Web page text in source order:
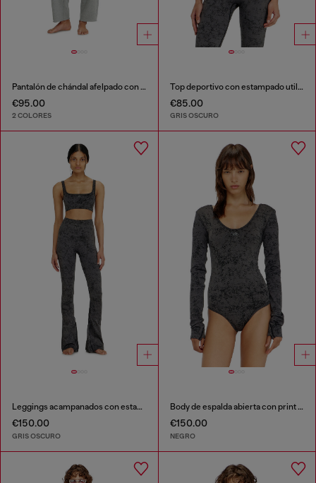
Pantalón de chándal afelpado con bajos al corte
€95.00
2 COLORES
Top deportivo con estampado utility
€85.00
GRIS OSCURO
Leggings acampanados con estampado utilitario
€150.00
GRIS OSCURO
Body de espalda abierta con print utilitario
€150.00
NEGRO